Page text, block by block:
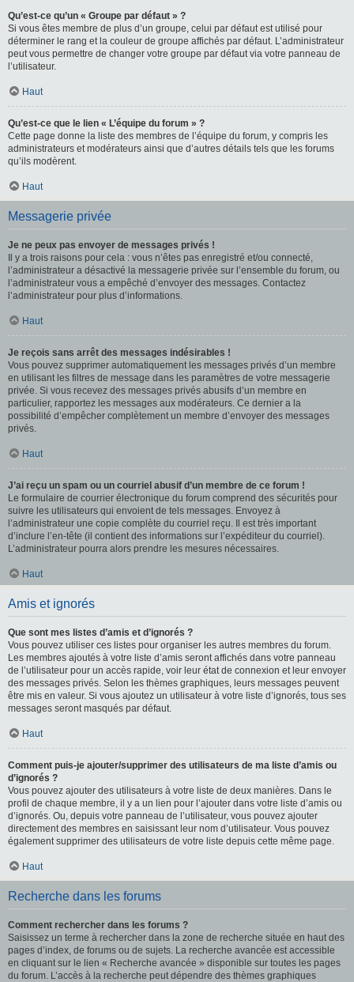
Qu’est-ce qu’un « Groupe par défaut » ?
Si vous êtes membre de plus d’un groupe, celui par défaut est utilisé pour
déterminer le rang et la couleur de groupe affichés par défaut. L’administrateur
peut vous permettre de changer votre groupe par défaut via votre panneau de
l’utilisateur.
Haut
Qu’est-ce que le lien « L’équipe du forum » ?
Cette page donne la liste des membres de l’équipe du forum, y compris les
administrateurs et modérateurs ainsi que d’autres détails tels que les forums
qu’ils modèrent.
Haut
Messagerie privée
Je ne peux pas envoyer de messages privés !
Il y a trois raisons pour cela : vous n’êtes pas enregistré et/ou connecté,
l’administrateur a désactivé la messagerie privée sur l’ensemble du forum, ou
l’administrateur vous a empêché d’envoyer des messages. Contactez
l’administrateur pour plus d’informations.
Haut
Je reçois sans arrêt des messages indésirables !
Vous pouvez supprimer automatiquement les messages privés d’un membre
en utilisant les filtres de message dans les paramètres de votre messagerie
privée. Si vous recevez des messages privés abusifs d’un membre en
particulier, rapportez les messages aux modérateurs. Ce dernier a la
possibilité d’empêcher complètement un membre d’envoyer des messages
privés.
Haut
J’ai reçu un spam ou un courriel abusif d’un membre de ce forum !
Le formulaire de courrier électronique du forum comprend des sécurités pour
suivre les utilisateurs qui envoient de tels messages. Envoyez à
l’administrateur une copie complète du courriel reçu. Il est très important
d’inclure l’en-tête (il contient des informations sur l’expéditeur du courriel).
L’administrateur pourra alors prendre les mesures nécessaires.
Haut
Amis et ignorés
Que sont mes listes d’amis et d’ignorés ?
Vous pouvez utiliser ces listes pour organiser les autres membres du forum.
Les membres ajoutés à votre liste d’amis seront affichés dans votre panneau
de l’utilisateur pour un accès rapide, voir leur état de connexion et leur envoyer
des messages privés. Selon les thèmes graphiques, leurs messages peuvent
être mis en valeur. Si vous ajoutez un utilisateur à votre liste d’ignorés, tous ses
messages seront masqués par défaut.
Haut
Comment puis-je ajouter/supprimer des utilisateurs de ma liste d’amis ou
d’ignorés ?
Vous pouvez ajouter des utilisateurs à votre liste de deux manières. Dans le
profil de chaque membre, il y a un lien pour l’ajouter dans votre liste d’amis ou
d’ignorés. Ou, depuis votre panneau de l’utilisateur, vous pouvez ajouter
directement des membres en saisissant leur nom d’utilisateur. Vous pouvez
également supprimer des utilisateurs de votre liste depuis cette même page.
Haut
Recherche dans les forums
Comment rechercher dans les forums ?
Saisissez un terme à rechercher dans la zone de recherche située en haut des
pages d’index, de forums ou de sujets. La recherche avancée est accessible
en cliquant sur le lien « Recherche avancée » disponible sur toutes les pages
du forum. L’accès à la recherche peut dépendre des thèmes graphiques